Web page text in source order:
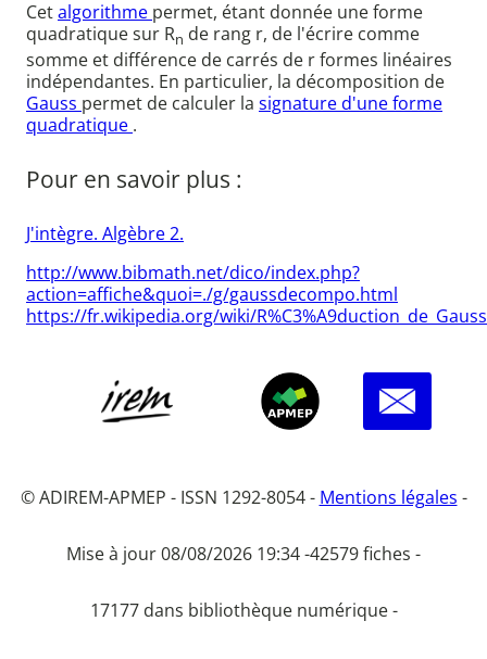
Cetalgorithme permet, étant donnée une forme
quadratique sur Rn de rang r, de l'écrire comme
somme et différence de carrés de r formes linéaires
indépendantes. En particulier, la décomposition de
Gauss permet de calculer la signature d'une forme
quadratique .
Pour en savoir plus :
J'intègre. Algèbre 2.
http://www.bibmath.net/dico/index.php?
action=affiche&quoi=./g/gaussdecompo.html
https://fr.wikipedia.org/wiki/R%C3%A9duction_de_Gauss
© ADIREM-APMEP - ISSN 1292-8054 - Mentions légales -
Mise à jour 08/08/2026 19:34 -42579 fiches -
17177 dans bibliothèque numérique -